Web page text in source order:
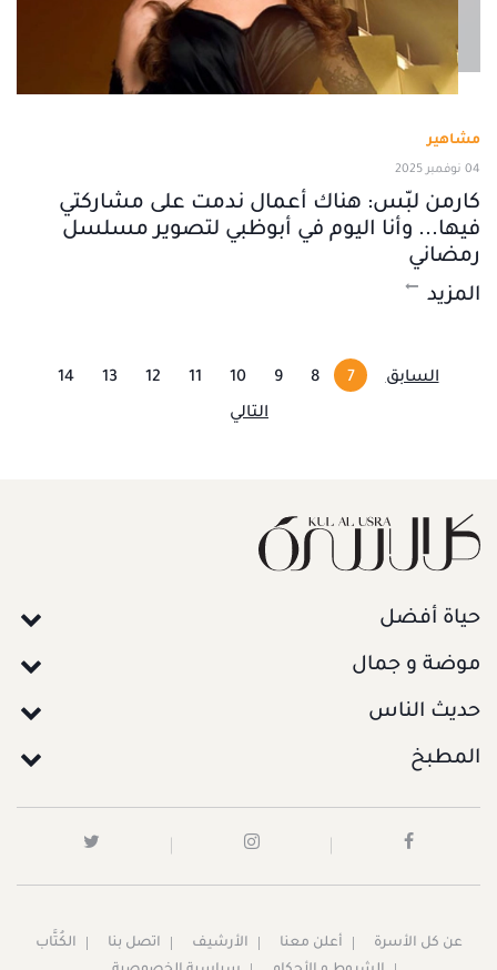
مشاهير
04 نوفمبر 2025
كارمن لبّس: هناك أعمال ندمت على مشاركتي
فيها... وأنا اليوم في أبوظبي لتصوير مسلسل
رمضاني
المزيد
السابق 7
8
9
10
11
12
13
14
التالي
حياة أفضل
موضة و جمال
حديث الناس
المطبخ
عن كل الأسرة أعلن معنا الأرشيف اتصل بنا
الكُتَّاب